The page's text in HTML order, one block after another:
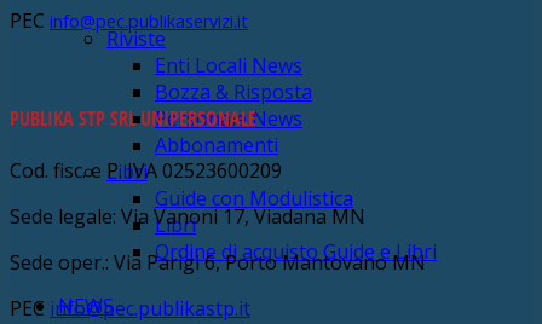
Riviste
Enti Locali News
Bozza & Risposta
Personale News
Abbonamenti
Libri
Guide con Modulistica
Libri
Ordine di acquisto Guide e Libri
NEWS
PEC info@pec.publikaservizi.it
PUBLIKA STP SRL UNIPERSONALE
Cod. fisc. e P. IVA 02523600209
Sede legale: Via Vanoni 17, Viadana MN
Sede oper.: Via Parigi 6, Porto Mantovano MN
PEC info@pec.publikastp.it